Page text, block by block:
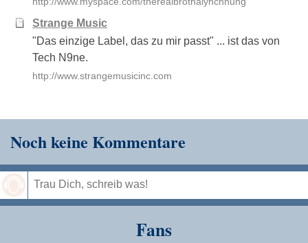
Strange Music
"Das einzige Label, das zu mir passt" ... ist das von
Tech N9ne.
http://www.strangemusicinc.com
Noch keine Kommentare
Fans